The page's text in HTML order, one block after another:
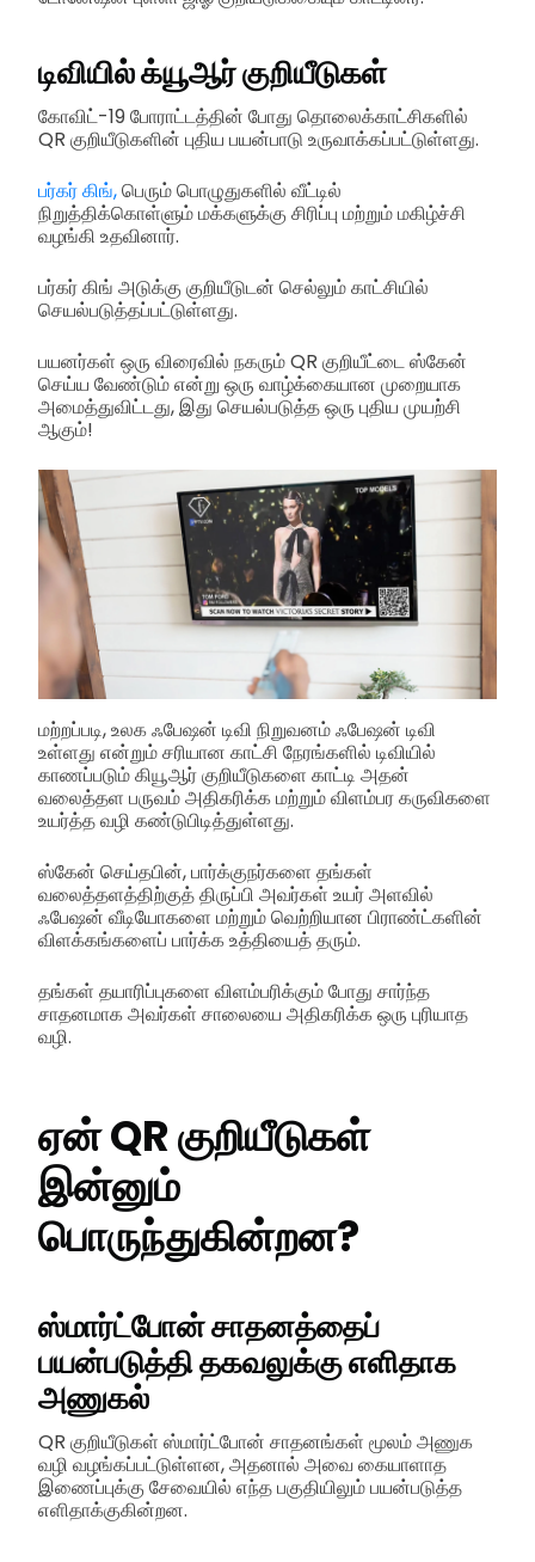
டிவியில் க்யூஆர் குறியீடுகள்
கோவிட்-19 போராட்டத்தின் போது தொலைக்காட்சிகளில்
QR குறியீடுகளின் புதிய பயன்பாடு உருவாக்கப்பட்டுள்ளது.
பர்கர் கிங்,பெரும் பொழுதுகளில் வீட்டில்
நிறுத்திக்கொள்ளும் மக்களுக்கு சிரிப்பு மற்றும் மகிழ்ச்சி
வழங்கி உதவினார்.
பர்கர் கிங் அடுக்கு குறியீடுடன் செல்லும் காட்சியில்
செயல்படுத்தப்பட்டுள்ளது.
பயனர்கள் ஒரு விரைவில் நகரும் QR குறியீட்டை ஸ்கேன்
செய்ய வேண்டும் என்று ஒரு வாழ்க்கையான முறையாக
அமைத்துவிட்டது, இது செயல்படுத்த ஒரு புதிய முயற்சி
ஆகும்!
மற்றப்படி, உலக ஃபேஷன் டிவி நிறுவனம் ஃபேஷன் டிவி
உள்ளது என்றும் சரியான காட்சி நேரங்களில் டிவியில்
காணப்படும் கியூஆர் குறியீடுகளை காட்டி அதன்
வலைத்தள பருவம் அதிகரிக்க மற்றும் விளம்பர கருவிகளை
உயர்த்த வழி கண்டுபிடித்துள்ளது.
ஸ்கேன் செய்தபின், பார்க்குநர்களை தங்கள்
வலைத்தளத்திற்குத் திருப்பி அவர்கள் உயர் அளவில்
ஃபேஷன் வீடியோகளை மற்றும் வெற்றியான பிராண்ட்களின்
விளக்கங்களைப் பார்க்க உத்தியைத் தரும்.
தங்கள் தயாரிப்புகளை விளம்பரிக்கும் போது சார்ந்த
சாதனமாக அவர்கள் சாலையை அதிகரிக்க ஒரு புரியாத
வழி.
ஏன் QR குறியீடுகள்
இன்னும்
பொருந்துகின்றன?
ஸ்மார்ட்போன் சாதனத்தைப்
பயன்படுத்தி தகவலுக்கு எளிதாக
அணுகல்
QR குறியீடுகள் ஸ்மார்ட்போன் சாதனங்கள் மூலம் அணுக
வழி வழங்கப்பட்டுள்ளன, அதனால் அவை கையாளாத
இணைப்புக்கு சேவையில் எந்த பகுதியிலும் பயன்படுத்த
எளிதாக்குகின்றன.